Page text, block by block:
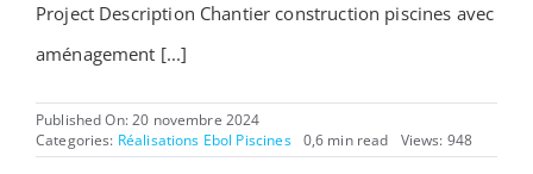
Project Description Chantier construction piscines avec
aménagement [...]
Published On: 20 novembre 2024
Categories: Réalisations Ebol Piscines 0,6 min read Views: 948